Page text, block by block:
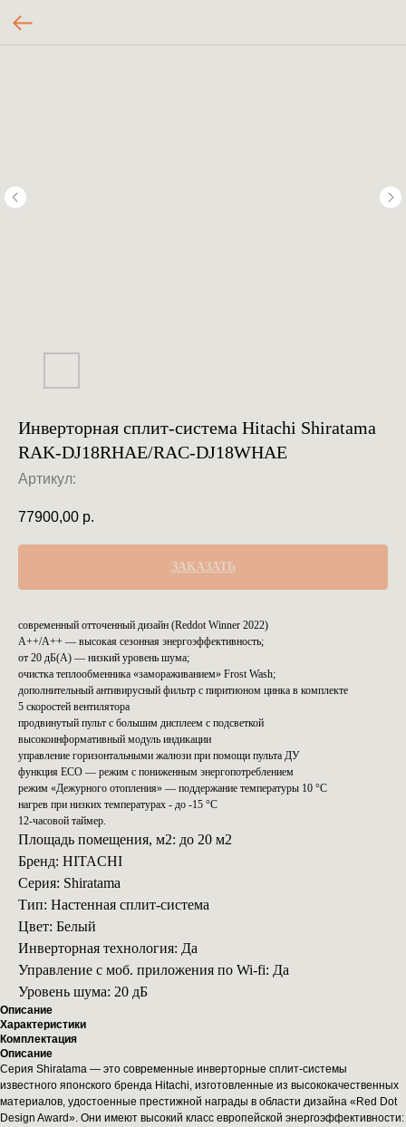
Инверторная сплит-система Hitachi Shiratama
RAK-DJ18RHAE/RAC-DJ18WHAE
Артикул:
77900,00 р.
ЗАКАЗАТЬ
современный отточенный дизайн (Reddot Winner 2022)
A++/A++ — высокая сезонная энергоэффективность;
от 20 дБ(А) — низкий уровень шума;
очистка теплообменника «замораживанием» Frost Wash;
дополнительный антивирусный фильтр с пиритионом цинка в комплекте
5 скоростей вентилятора
продвинутый пульт с большим дисплеем с подсветкой
высокоинформативный модуль индикации
управление горизонтальными жалюзи при помощи пульта ДУ
функция ECO — режим с пониженным энергопотреблением
режим «Дежурного отопления» — поддержание температуры 10 °C
нагрев при низких температурах - до -15 °С
12-часовой таймер.
Площадь помещения, м2: до 20 м2
Бренд: HITACHI
Серия: Shiratama
Тип: Настенная сплит-система
Цвет: Белый
Инверторная технология: Да
Управление с моб. приложения по Wi-fi: Да
Уровень шума: 20 дБ
Описание
Характеристики
Комплектация
Описание
Серия Shiratama — это современные инверторные сплит-системы
известного японского бренда Hitachi, изготовленные из высококачественных
материалов, удостоенные престижной награды в области дизайна «Red Dot
Design Award». Они имеют высокий класс европейской энергоэффективности: